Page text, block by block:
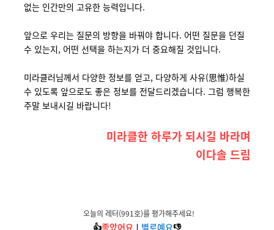
없는 인간만의 고유한 능력입니다.
앞으로 우리는 질문의 방향을 바꿔야 합니다. 어떤 질문을 던질
수 있는지, 어떤 선택을 하는지가 더 중요해질 것입니다.
미라클러님께서 다양한 정보를 얻고, 다양하게 사유(思惟)하실
수 있도록 앞으로도 좋은 정보를 전달드리겠습니다. 그럼 행복한
주말 보내시길 바랍니다!
미라클한 하루가 되시길 바라며
이다솔 드림
오늘의 레터(991호)를 평가해주세요!
👍좋았어요 ㅣ 별로예요👎